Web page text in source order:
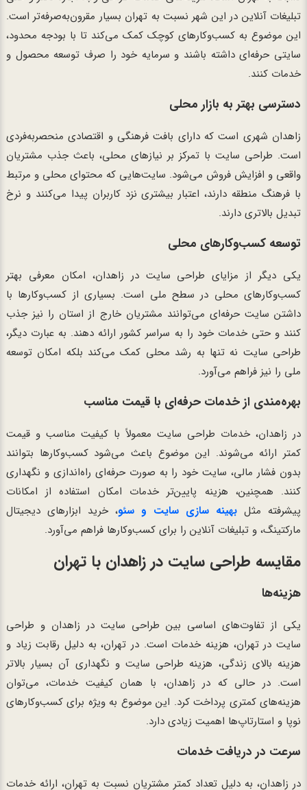
تبلیغات آنلاین در این شهر نسبت به تهران بسیار مقرون‌به‌صرفه‌تر است.
این موضوع به کسب‌وکارهای کوچک کمک می‌کند تا با بودجه محدود،
سایتی حرفه‌ای داشته باشند و سرمایه خود را صرف توسعه محصول و
خدمات کنند.
دسترسی بهتر به بازار محلی
زاهدان شهری است که دارای بافت فرهنگی و اقتصادی منحصربه‌فردی
است. طراحی سایت با تمرکز بر نیازهای محلی، باعث جذب مشتریان
واقعی و افزایش فروش می‌شود. سایت‌هایی که محتوای محلی و مرتبط
با فرهنگ منطقه دارند، اعتبار بیشتری نزد کاربران پیدا می‌کنند و نرخ
تبدیل بالاتری دارند.
توسعه کسب‌وکارهای محلی
یکی دیگر از مزایای طراحی سایت در زاهدان، امکان معرفی بهتر
کسب‌وکارهای محلی در سطح ملی است. بسیاری از کسب‌وکارها با
داشتن سایت حرفه‌ای می‌توانند مشتریان خارج از استان را نیز جذب
کنند و حتی خدمات خود را به سراسر کشور ارائه دهند. به عبارت دیگر،
طراحی سایت نه تنها به رشد محلی کمک می‌کند بلکه امکان توسعه
ملی را نیز فراهم می‌آورد.
بهره‌مندی از خدمات حرفه‌ای با قیمت مناسب
در زاهدان، خدمات طراحی سایت معمولاً با کیفیت مناسب و قیمت
کمتر ارائه می‌شوند. این موضوع باعث می‌شود کسب‌وکارها بتوانند
بدون فشار مالی، سایت خود را به صورت حرفه‌ای راه‌اندازی و نگهداری
کنند. همچنین، هزینه پایین‌تر خدمات امکان استفاده از امکانات
پیشرفته مثلبهینه سازی سایت و سئو، خرید ابزارهای دیجیتال
مارکتینگ، و تبلیغات آنلاین را برای کسب‌وکارها فراهم می‌آورد.
مقایسه طراحی سایت در زاهدان با تهران
هزینه‌ها
یکی از تفاوت‌های اساسی بین طراحی سایت در زاهدان و طراحی
سایت در تهران، هزینه خدمات است. در تهران، به دلیل رقابت زیاد و
هزینه بالای زندگی، هزینه طراحی سایت و نگهداری آن بسیار بالاتر
است. در حالی که در زاهدان، با همان کیفیت خدمات، می‌توان
هزینه‌های کمتری پرداخت کرد. این موضوع به ویژه برای کسب‌وکارهای
نوپا و استارتاپ‌ها اهمیت زیادی دارد.
سرعت در دریافت خدمات
در زاهدان، به دلیل تعداد کمتر مشتریان نسبت به تهران، ارائه خدمات